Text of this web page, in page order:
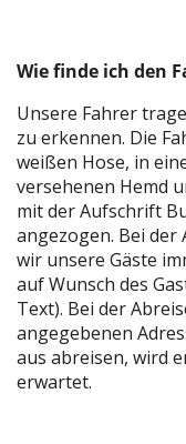
Wie finde ich den
Unsere Fahrer
zu erkennen. Die
weißen Hose, in
versehenen Hemd
mit der Aufschrift
angezogen. Bei
wir unsere Gäste
auf Wunsch des
Text). Bei der
angegebenen
aus abreisen, wird
erwartet.